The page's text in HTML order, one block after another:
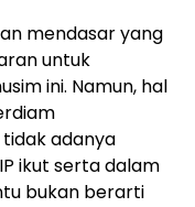
mendasar yang
untuk
ini. Namun, hal
adanya
ikut serta dalam
bukan berarti